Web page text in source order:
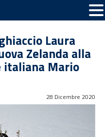
Laura
Zelanda alla
italiana Mario
28 Dicembre 2020